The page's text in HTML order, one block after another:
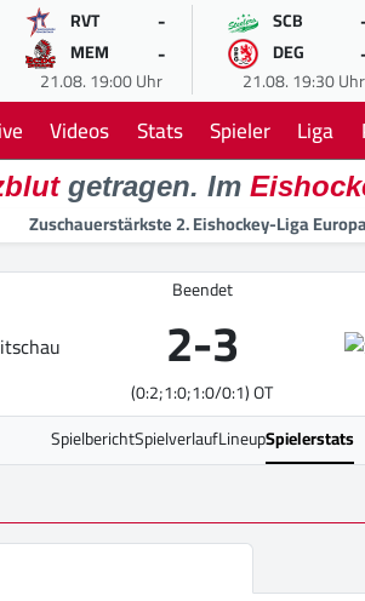
RVT -
MEM -
21.08. 19:00 Uhr
SCB
DEG
21.08. 19:30 Uhr
Videos Stats Spieler Liga
getragen. Im
Zuschauerstärkste 2. Eishockey-Liga
Beendet
2-3
(0:2;1:0;1:0/0:1) OT
SpielberichtSpielverlaufLineupSpielerstats